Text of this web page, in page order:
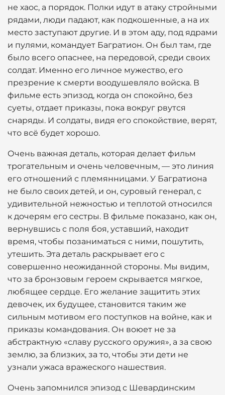
не хаос, а порядок. Полки идут в атаку стройными
рядами, люди падают, как подкошенные, а на их
место заступают другие. И в этом аду, под ядрами
и пулями, командует Багратион. Он был там, где
было всего опаснее, на передовой, среди своих
солдат. Именно его личное мужество, его
презрение к смерти воодушевляло войска. В
фильме есть эпизод, когда он спокойно, без
суеты, отдает приказы, пока вокруг рвутся
снаряды. И солдаты, видя его спокойствие, верят,
что всё будет хорошо.
Очень важная деталь, которая делает фильм
трогательным и очень человечным, — это линия
его отношений с племянницами. У Багратиона
не было своих детей, и он, суровый генерал, с
удивительной нежностью и теплотой относился
к дочерям его сестры. В фильме показано, как он,
вернувшись с поля боя, уставший, находит
время, чтобы позаниматься с ними, пошутить,
утешить. Эта деталь раскрывает его с
совершенно неожиданной стороны. Мы видим,
что за бронзовым героем скрывается мягкое,
любящее сердце. Его желание защитить этих
девочек, их будущее, становится таким же
сильным мотивом его поступков на войне, как и
приказы командования. Он воюет не за
абстрактную «славу русского оружия», а за свою
землю, за близких, за то, чтобы эти дети не
узнали ужаса вражеского нашествия.
Очень запомнился эпизод с Шевардинским